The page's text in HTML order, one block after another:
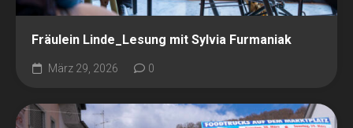
Fräulein Linde_Lesung mit Sylvia Furmaniak
März 29, 2026 0